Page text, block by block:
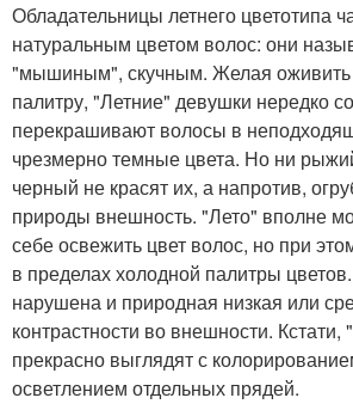
Обладательницы летнего цветотипа
натуральным цветом волос: они
"мышиным", скучным. Желая оживить
палитру, "Летние" девушки нередко
перекрашивают волосы в
чрезмерно темные цвета. Но ни
черный не красят их, а напротив,
природы внешность. "Лето" вполне
себе освежить цвет волос, но при
в пределах холодной палитры
нарушена и природная низкая или
контрастности во внешности.
прекрасно выглядят с
осветлением отдельных прядей.